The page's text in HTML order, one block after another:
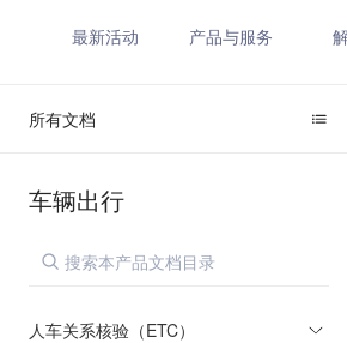
最新活动 产品与服务
所有文档
车辆出行
人车关系核验（ETC）